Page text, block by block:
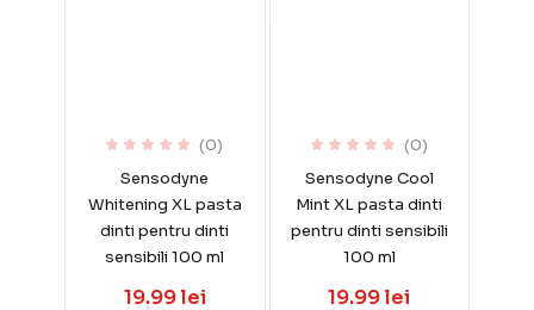
(0)
Sensodyne
Whitening XL pasta
dinti pentru dinti
sensibili 100 ml
19.99 lei
(0)
Sensodyne Cool
Mint XL pasta dinti
pentru dinti sensibili
100 ml
19.99 lei